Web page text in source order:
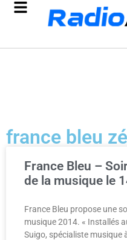
france bleu
France Bleu –
de la musique le
France Bleu propose une
musique 2014. « Installés
Suigo, spécialiste musique